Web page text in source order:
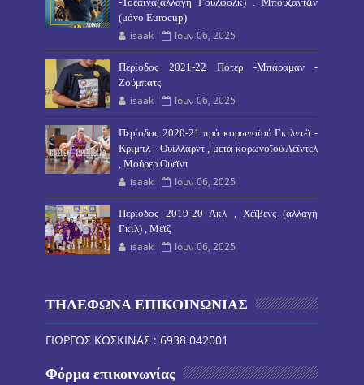
(μόνο Eurocup)
isaak Ιουν 06, 2025
Περίοδος 2021-22 Πότερ -Μπάραμαν -
Ζούμπατς
isaak Ιουν 06, 2025
Περίοδος 2020-21 πρό κορωνοϊού Γκιλντέϊ -
Κριμπλ - Ουίλλαρντ , μετά κορωνοϊού Λέϊντελ
, Μούρερ Ουέϊντ
isaak Ιουν 06, 2025
Περίοδος 2019-20 Ακλ , Χέϊβενς (αλλαγή
Γκιλ) , Μέϊζ
isaak Ιουν 06, 2025
ΤΗΛΕΦΩΝΑ ΕΠΙΚΟΙΝΩΝΙΑΣ
ΓΙΩΡΓΟΣ ΚΟΣΚΙΝΑΣ : 6938 042001
Φόρμα επικοινωνίας